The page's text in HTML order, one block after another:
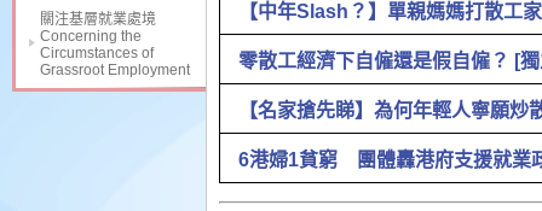
關注基層就業處境
Concerning the
Circumstances of
Grassroot Employment
【中年Slash？】單親媽媽打散工
零散工經濟下自僱還是假自僱？ [
【名家搶先睇】為何年輕人寧願
6港婦1貧窮 團體轟港府支援就業